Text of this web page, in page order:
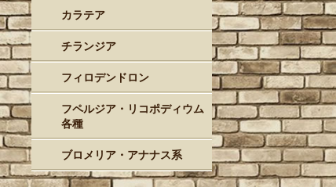
カラテア
チランジア
フィロデンドロン
フペルジア・リコポディウム
各種
ブロメリア・アナナス系